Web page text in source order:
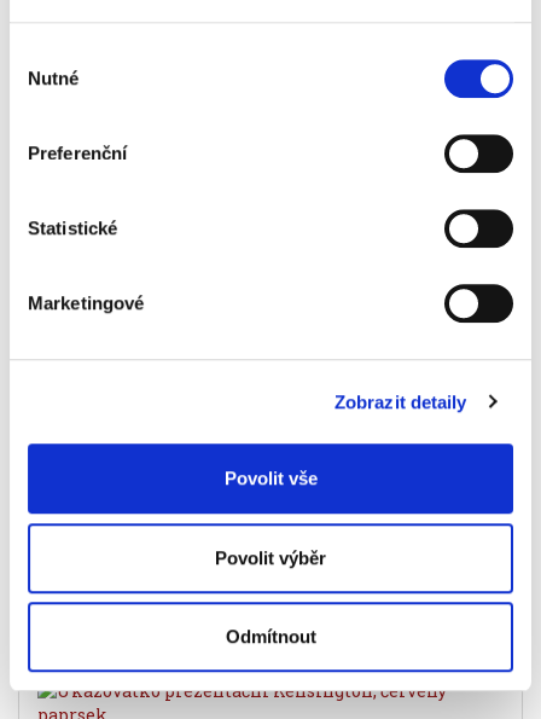
souhlasu
Nutné
Preferenční
Statistické
Marketingové
Zobrazit detaily
Povolit vše
Povolit výběr
Odmítnout
Magnet 24 mm, červený (balení 10 ks)
Specifikace produktu
Související produkty